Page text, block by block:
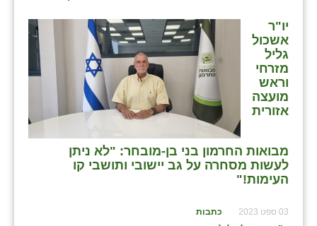
יו"ר
אשכול
גליל
מזרחי
וראש
מועצה
אזורית
מבואות החרמון בני בן-מובחר: "לא ניתן
לעשות מסחרה על גב יישובי ותושבי קו
העימות!"
03 ספט 2023 כתבות